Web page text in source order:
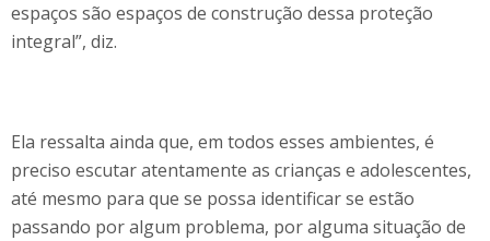
espaços são espaços de construção dessa proteção
integral”, diz.
Ela ressalta ainda que, em todos esses ambientes, é
preciso escutar atentamente as crianças e adolescentes,
até mesmo para que se possa identificar se estão
passando por algum problema, por alguma situação de